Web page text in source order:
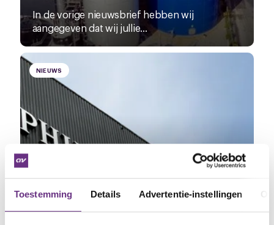
Toestemming Details Advertentie-instellingen
In de vorige nieuwsbrief hebben wij
aangegeven dat wij jullie...
NIEUWS